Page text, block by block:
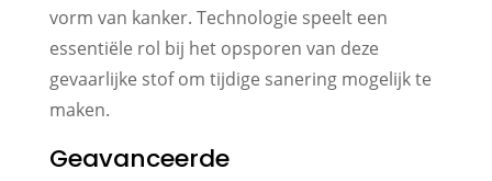
vorm van kanker. Technologie speelt een
essentiële rol bij het opsporen van deze
gevaarlijke stof om tijdige sanering mogelijk te
maken.
Geavanceerde